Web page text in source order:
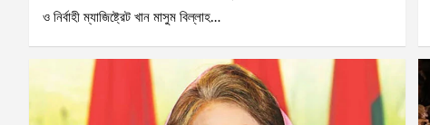
ও নির্বাহী ম্যাজিষ্ট্রেট খান মাসুম বিল্লাহ…